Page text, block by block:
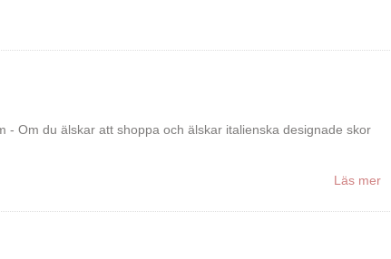
- Om du älskar att shoppa och älskar italienska designade skor
Läs mer